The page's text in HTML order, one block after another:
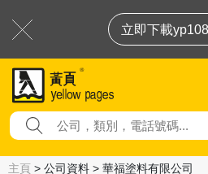
立即下載
主頁 > 公司資料 > 華福塗料有限公司